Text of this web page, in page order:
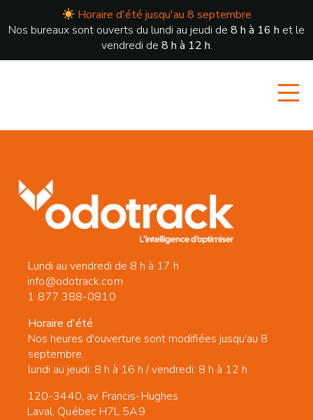
Horaire d'été jusqu'au 8 septembre
Nos bureaux sont ouverts du lundi au jeudi de 8 h à 16 h et le
vendredi de 8 h à 12 h.
Lundi au vendredi de 8 h à 17 h
info@odotrack.com
1 877 388-0810
Horaire d'été
Nos heures d'ouverture sont modifiées jusqu'au 8
septembre.
lundi au jeudi: 8 h à 16 h / vendredi: 8 h à 12 h
120-3440, av. Francis-Hughes
Laval, Québec H7L 5A9